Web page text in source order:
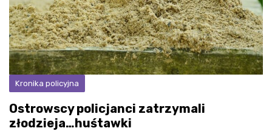
Kronika policyjna
Ostrowscy policjanci zatrzymali
złodzieja…huśtawki